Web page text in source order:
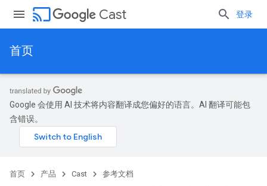
cast Cast 登录
首页
Google 会使用 AI 技术将内容翻译成您偏好的语言。AI 翻译可能包
含错误。
首页 产品 Cast 参考文档